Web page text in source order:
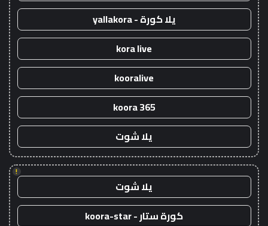
يلا كورة - yallakora
kora live
kooralive
koora 365
يلا شوت
!
يلا شوت
كورة ستار - koora-star